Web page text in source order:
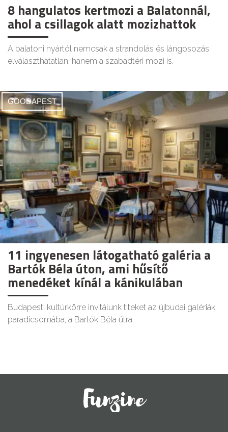
8 hangulatos kertmozi a Balatonnál,
ahol a csillagok alatt mozizhattok
A balatoni nyártól nemcsak a strandolás és lángosozás
elválaszthatatlan, hanem a szabadtéri mozi is.
GOODAPEST
11 ingyenesen látogatható galéria a
Bartók Béla úton, ami hűsítő
menedéket kínál a kánikulában
Budapesti kultúrkörre invitálunk titeket az újbudai galériák
paradicsomába, a Bartók Béla útra.